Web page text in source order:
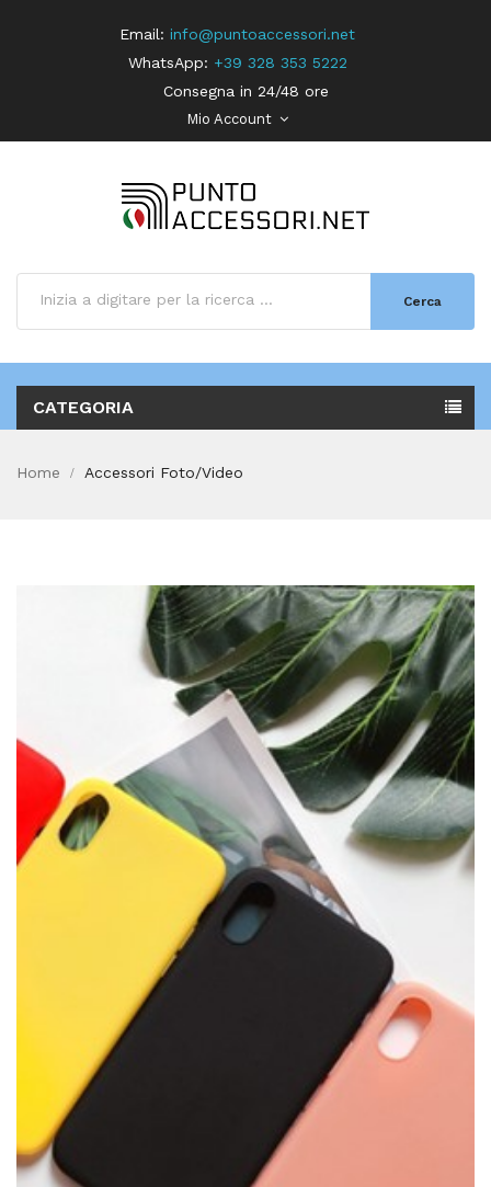
Email: info@puntoaccessori.net
WhatsApp: +39 328 353 5222
Consegna in 24/48 ore
Mio Account
Cerca
CATEGORIA
Home Accessori Foto/Video